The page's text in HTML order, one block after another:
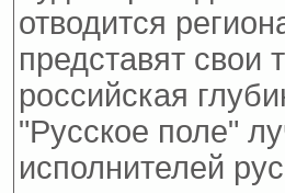
отводится
представят свои
российская
"Русское поле"
исполнителей